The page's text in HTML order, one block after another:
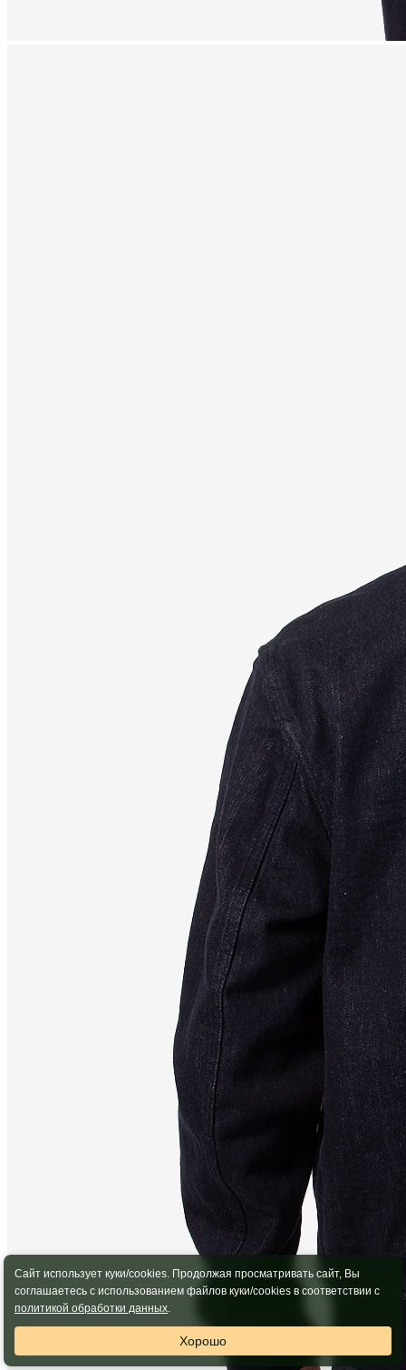
Сайт использует куки/cookies. Продолжая просматривать сайт, Вы
соглашаетесь с использованием файлов куки/cookies в соответствии с
политикой обработки данных.
Хорошо